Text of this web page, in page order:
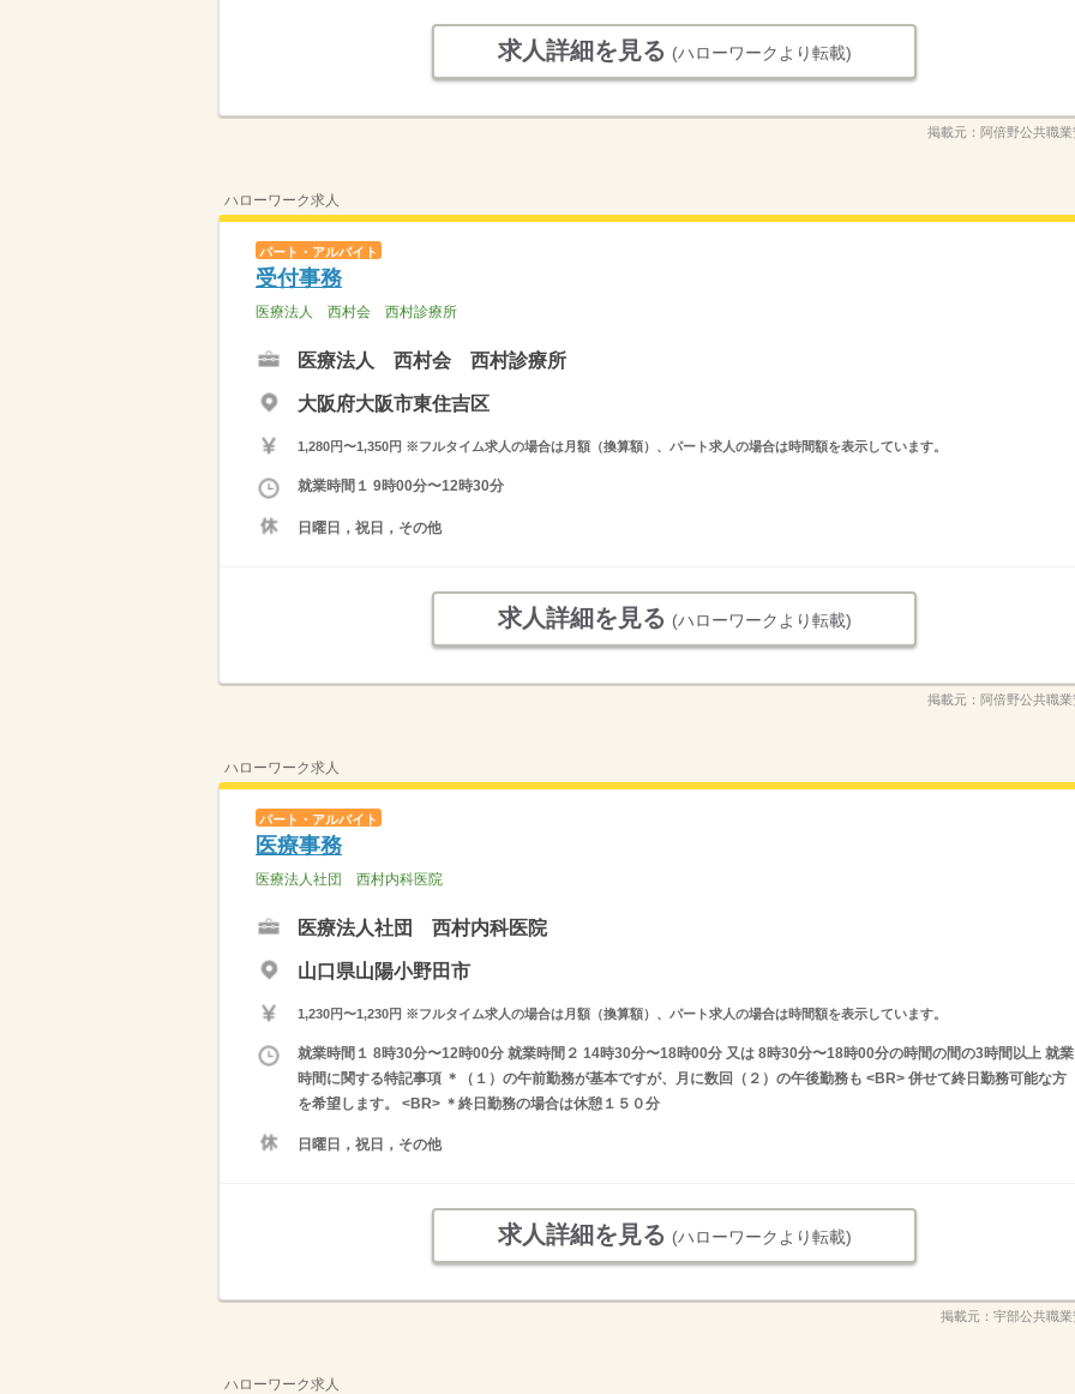
求人詳細を見る (ハローワークより転載)
掲載元： 阿倍野公共職
ハローワーク求人
パート・アルバイト
受付事務
医療法人 西村会 西村診療所
医療法人 西村会 西村診療所
大阪府大阪市東住吉区
1,280円〜1,350円 ※フルタイム求人の場合は月額（換算額）、パート求人の場合は時間額を表示しています。
就業時間１ 9時00分〜12時30分
日曜日，祝日，その他
求人詳細を見る (ハローワークより転載)
掲載元： 阿倍野公共職
ハローワーク求人
パート・アルバイト
医療事務
医療法人社団 西村内科医院
医療法人社団 西村内科医院
山口県山陽小野田市
1,230円〜1,230円 ※フルタイム求人の場合は月額（換算額）、パート求人の場合は時間額を表示しています。
就業時間１ 8時30分〜12時00分 就業時間２ 14時30分〜18時00分 又は 8時30分〜18時00分の時間の間の3時間以上 就業
時間に関する特記事項 ＊（１）の午前勤務が基本ですが、月に数回（２）の午後勤務も <BR> 併せて終日勤務可能な方
を希望します。 <BR> ＊終日勤務の場合は休憩１５０分
日曜日，祝日，その他
求人詳細を見る (ハローワークより転載)
掲載元： 宇部公共職
ハローワーク求人